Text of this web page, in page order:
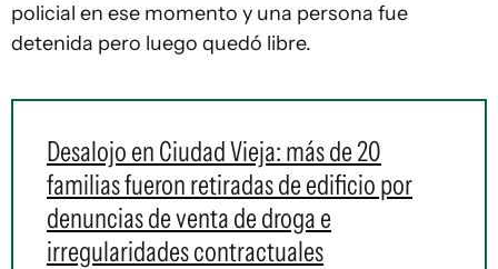
policial en ese momento y una persona fue
detenida pero luego quedó libre.
Desalojo en Ciudad Vieja: más de 20
familias fueron retiradas de edificio por
denuncias de venta de droga e
irregularidades contractuales